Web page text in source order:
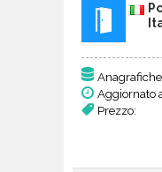
Aggiornato
Prezzo: